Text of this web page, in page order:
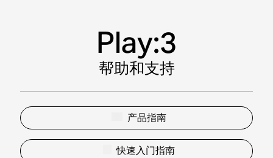
Play:3
帮助和支持
产品指南
快速入门指南